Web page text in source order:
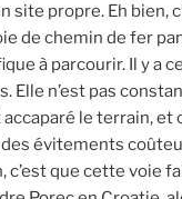
site propre. Eh bien,
de chemin de fer
à parcourir. Il y a
Elle n’est pas
accaparé le terrain, et
évitements
c’est que cette voie